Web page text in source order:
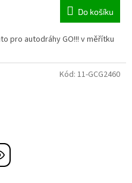
Do košíku
pro autodráhy GO!!! v měřítku
Kód: 11-GCG2460